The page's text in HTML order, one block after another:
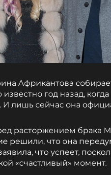
Африкантова
известно год назад,
И лишь сейчас она
расторжением брака
решили, что она
что успеет,
«счастливый» момент.